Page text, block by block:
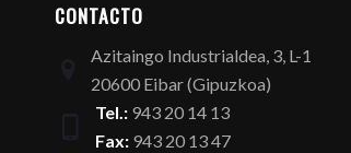
CONTACTO
Azitaingo Industrialdea, 3, L-1
20600 Eibar (Gipuzkoa)
Tel.: 943 20 14 13
Fax: 943 20 13 47